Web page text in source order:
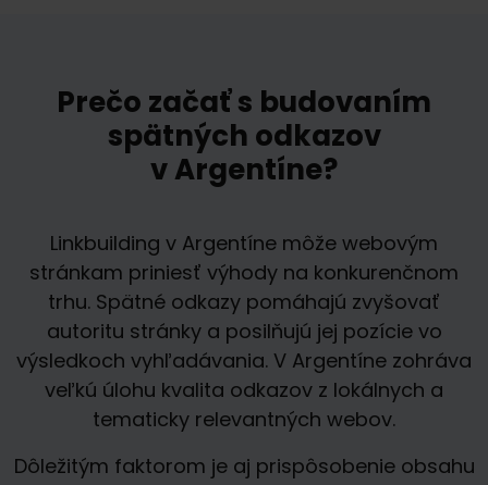
Prečo začať s budovaním
spätných odkazov
v Argentíne?
Linkbuilding v Argentíne môže webovým
stránkam priniesť výhody na konkurenčnom
trhu. Spätné odkazy pomáhajú zvyšovať
autoritu stránky a posilňujú jej pozície vo
výsledkoch vyhľadávania. V Argentíne zohráva
veľkú úlohu kvalita odkazov z lokálnych a
tematicky relevantných webov.
Dôležitým faktorom je aj prispôsobenie obsahu